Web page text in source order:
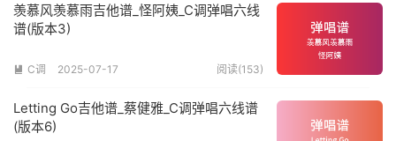
羡慕风羡慕雨吉他谱_怪阿姨_C调弹唱六线
谱(版本3)
 C调 2025-07-17 阅读(153)
Letting Go吉他谱_蔡健雅_C调弹唱六线谱
(版本6)